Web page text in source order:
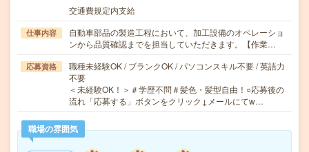
交通費規定内支給
仕事内容
自動車部品の製造工程において、加工設備のオペレーショ
ンから品質確認までを担当していただきます。【作業…
応募資格
職種未経験OK / ブランクOK / パソコンスキル不要 / 英語力
不要
＜未経験OK！＞＃学歴不問＃髪色・髪型自由！○応募後の
流れ「応募する」ボタンをクリック↓メールにてw…
職場の雰囲気